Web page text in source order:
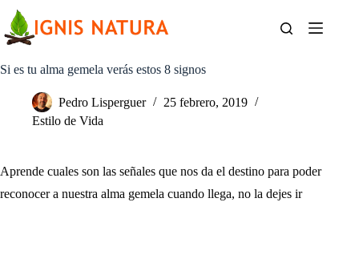
contenido
Si es tu alma gemela verás estos 8 signos
Pedro Lisperguer
25 febrero, 2019
Estilo de Vida
Aprende cuales son las señales que nos da el destino para poder
reconocer a nuestra alma gemela cuando llega, no la dejes ir